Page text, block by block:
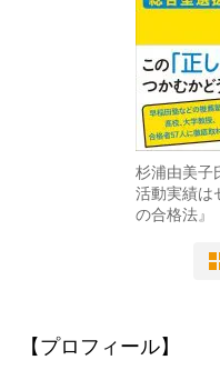
杉浦由美子
活動実績は
の合格法』
【プロフィール】